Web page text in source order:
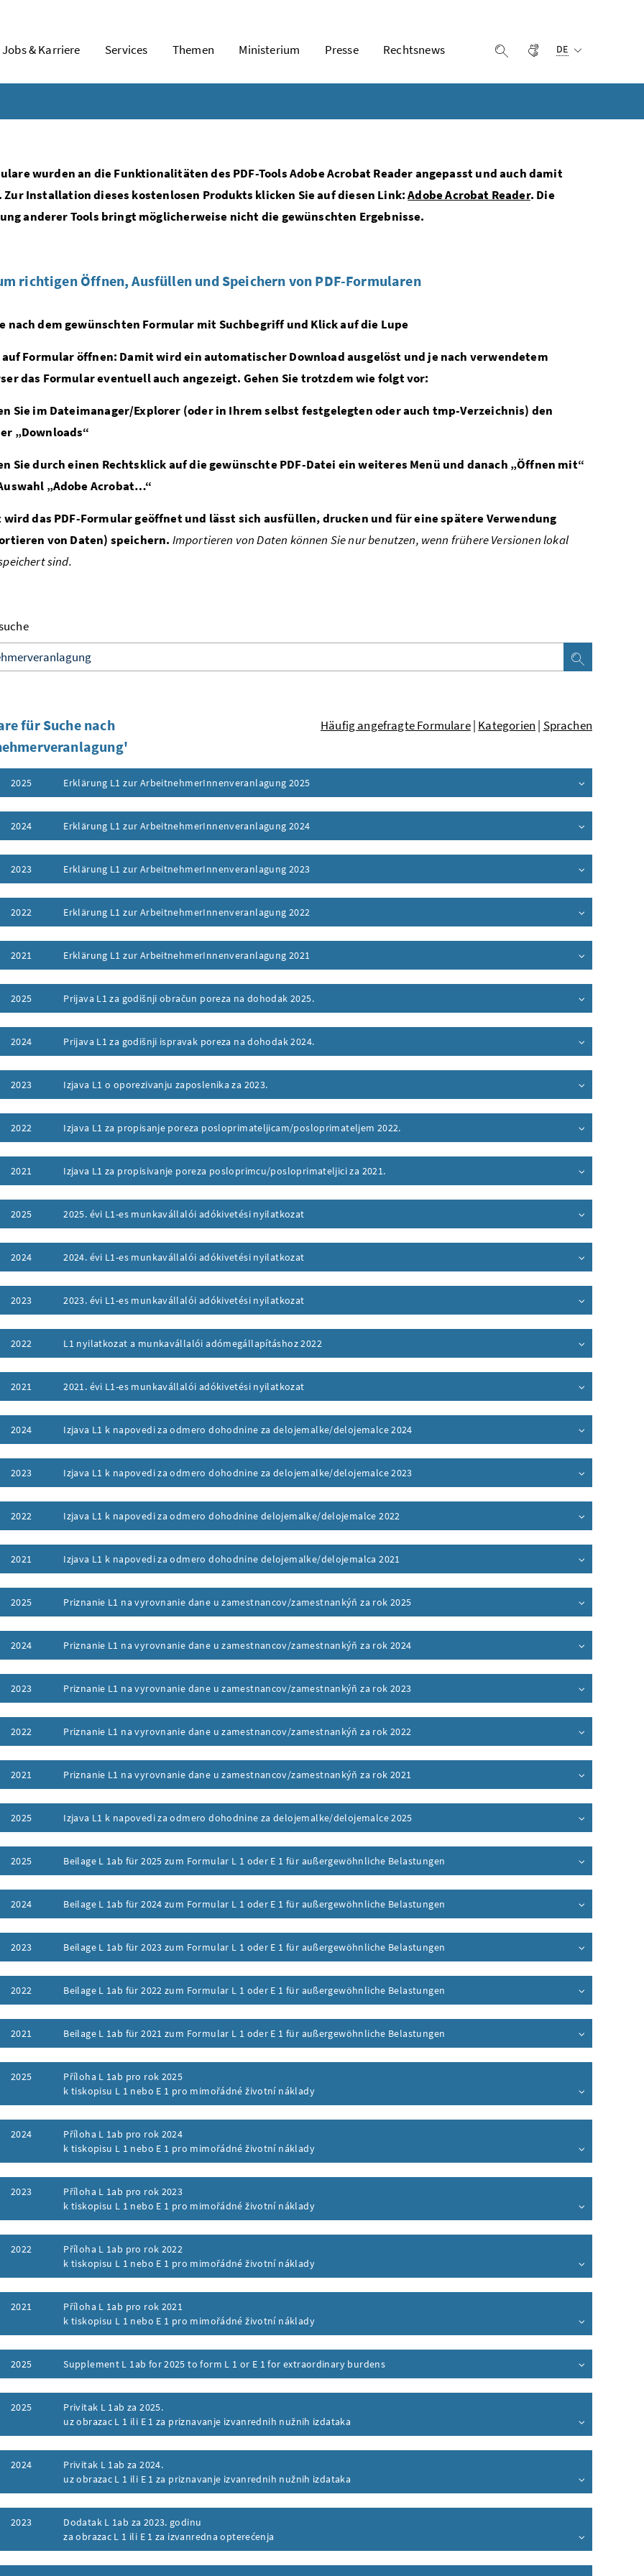
Jobs & Karriere Services Themen Ministerium Presse Rechtsnews Suche einblenden
Gebärdensprache
DE
wurden an die Funktionalitäten des PDF-Tools Adobe Acrobat Reader angepasst und auch damit
Installation dieses kostenlosen Produkts klicken Sie auf diesen Link:Adobe Acrobat Reader. Die
anderer Tools bringt möglicherweise nicht die gewünschten Ergebnisse.
richtigen Öffnen, Ausfüllen und Speichern von PDF-Formularen
nach dem gewünschten Formular mit Suchbegriff und Klick auf die Lupe
auf Formular öffnen: Damit wird ein automatischer Download ausgelöst und je nach verwendetem
das Formular eventuell auch angezeigt. Gehen Sie trotzdem wie folgt vor:
Sie im Dateimanager/Explorer (oder in Ihrem selbst festgelegten oder auch tmp-Verzeichnis) den
„Downloads“
Sie durch einen Rechtsklick auf die gewünschte PDF-Datei ein weiteres Menü und danach „Öffnen mit“
„Adobe Acrobat…“
das PDF-Formular geöffnet und lässt sich ausfüllen, drucken und für eine spätere Verwendung
von Daten) speichern. Importieren von Daten können Sie nur benutzen, wenn frühere Versionen lokal
sind.
für Suche nach
Häufig angefragte Formulare| Kategorien | Sprachen
2025
Erklärung L1 zur ArbeitnehmerInnenveranlagung 2025
2024
Erklärung L1 zur ArbeitnehmerInnenveranlagung 2024
2023
Erklärung L1 zur ArbeitnehmerInnenveranlagung 2023
2022
Erklärung L1 zur ArbeitnehmerInnenveranlagung 2022
2021
Erklärung L1 zur ArbeitnehmerInnenveranlagung 2021
2025
Prijava L1 za godišnji obračun poreza na dohodak 2025.
2024
Prijava L1 za godišnji ispravak poreza na dohodak 2024.
2023
Izjava L1 o oporezivanju zaposlenika za 2023.
2022
Izjava L1 za propisanje poreza posloprimateljicam/posloprimateljem 2022.
2021
Izjava L1 za propisivanje poreza posloprimcu/posloprimateljici za 2021.
2025
2025. évi L1-es munkavállalói adókivetési nyilatkozat
2024
2024. évi L1-es munkavállalói adókivetési nyilatkozat
2023
2023. évi L1-es munkavállalói adókivetési nyilatkozat
2022
L1 nyilatkozat a munkavállalói adómegállapításhoz 2022
2021
2021. évi L1-es munkavállalói adókivetési nyilatkozat
2024
Izjava L1 k napovedi za odmero dohodnine za delojemalke/delojemalce 2024
2023
Izjava L1 k napovedi za odmero dohodnine za delojemalke/delojemalce 2023
2022
Izjava L1 k napovedi za odmero dohodnine delojemalke/delojemalce 2022
2021
Izjava L1 k napovedi za odmero dohodnine delojemalke/delojemalca 2021
2025
Priznanie L1 na vyrovnanie dane u zamestnancov/zamestnankýň za rok 2025
2024
Priznanie L1 na vyrovnanie dane u zamestnancov/zamestnankýň za rok 2024
2023
Priznanie L1 na vyrovnanie dane u zamestnancov/zamestnankýň za rok 2023
2022
Priznanie L1 na vyrovnanie dane u zamestnancov/zamestnankýň za rok 2022
2021
Priznanie L1 na vyrovnanie dane u zamestnancov/zamestnankýň za rok 2021
2025
Izjava L1 k napovedi za odmero dohodnine za delojemalke/delojemalce 2025
2025
Beilage L 1ab für 2025 zum Formular L 1 oder E 1 für außergewöhnliche Belastungen
2024
Beilage L 1ab für 2024 zum Formular L 1 oder E 1 für außergewöhnliche Belastungen
2023
Beilage L 1ab für 2023 zum Formular L 1 oder E 1 für außergewöhnliche Belastungen
2022
Beilage L 1ab für 2022 zum Formular L 1 oder E 1 für außergewöhnliche Belastungen
2021
Beilage L 1ab für 2021 zum Formular L 1 oder E 1 für außergewöhnliche Belastungen
2025
Příloha L 1ab pro rok 2025
k tiskopisu L 1 nebo E 1 pro mimořádné životní náklady
2024
Příloha L 1ab pro rok 2024
k tiskopisu L 1 nebo E 1 pro mimořádné životní náklady
2023
Příloha L 1ab pro rok 2023
k tiskopisu L 1 nebo E 1 pro mimořádné životní náklady
2022
Příloha L 1ab pro rok 2022
k tiskopisu L 1 nebo E 1 pro mimořádné životní náklady
2021
Příloha L 1ab pro rok 2021
k tiskopisu L 1 nebo E 1 pro mimořádné životní náklady
2025
Supplement L 1ab for 2025 to form L 1 or E 1 for extraordinary burdens
2025
Privitak L 1ab za 2025.
uz obrazac L 1 ili E 1 za priznavanje izvanrednih nužnih izdataka
2024
Privitak L 1ab za 2024.
uz obrazac L 1 ili E 1 za priznavanje izvanrednih nužnih izdataka
2023
Dodatak L 1ab za 2023. godinu
za obrazac L 1 ili E 1 za izvanredna opterećenja